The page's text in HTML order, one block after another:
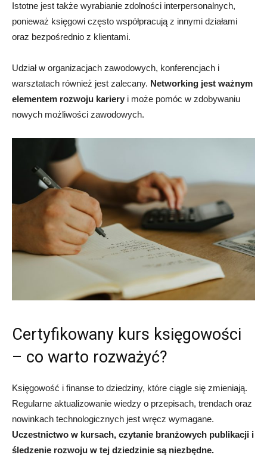
Istotne jest także wyrabianie zdolności interpersonalnych,
ponieważ księgowi często współpracują z innymi działami
oraz bezpośrednio z klientami.
Udział w organizacjach zawodowych, konferencjach i
warsztatach również jest zalecany. Networking jest ważnym
elementem rozwoju kariery i może pomóc w zdobywaniu
nowych możliwości zawodowych.
Certyfikowany kurs księgowości
– co warto rozważyć?
Księgowość i finanse to dziedziny, które ciągle się zmieniają.
Regularne aktualizowanie wiedzy o przepisach, trendach oraz
nowinkach technologicznych jest wręcz wymagane.
Uczestnictwo w kursach, czytanie branżowych publikacji i
śledzenie rozwoju w tej dziedzinie są niezbędne.